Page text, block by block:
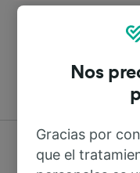
Nos
Gracias por
que el